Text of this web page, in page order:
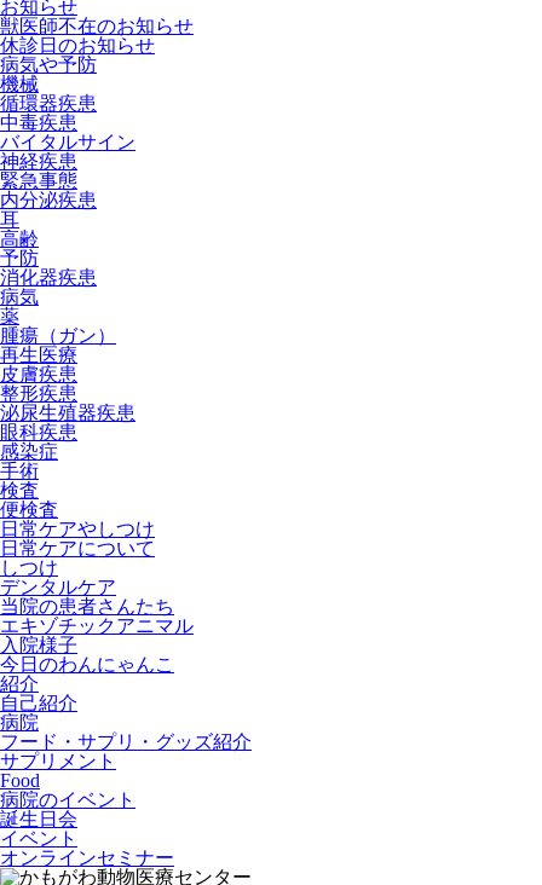
お知らせ
獣医師不在のお知らせ
休診日のお知らせ
病気や予防
機械
循環器疾患
中毒疾患
バイタルサイン
神経疾患
緊急事態
内分泌疾患
耳
高齢
予防
消化器疾患
病気
薬
腫瘍（ガン）
再生医療
皮膚疾患
整形疾患
泌尿生殖器疾患
眼科疾患
感染症
手術
検査
便検査
日常ケアやしつけ
日常ケアについて
しつけ
デンタルケア
当院の患者さんたち
エキゾチックアニマル
入院様子
今日のわんにゃんこ
紹介
自己紹介
病院
フード・サプリ・グッズ紹介
サプリメント
Food
病院のイベント
誕生日会
イベント
オンラインセミナー